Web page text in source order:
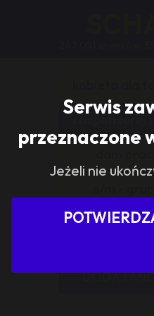
Serwis
przeznaczone
Jeżeli nie
267 051 anonsów,
DODAJ